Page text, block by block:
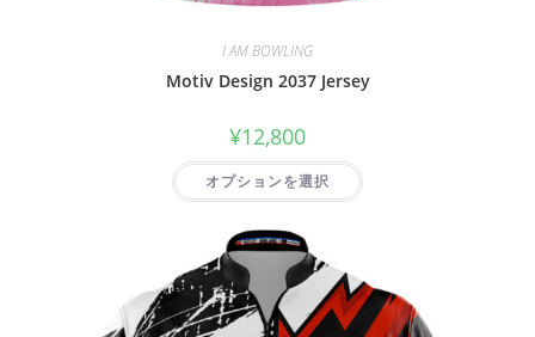
I AM BOWLING
Motiv Design 2037 Jersey
¥12,800
オプションを選択